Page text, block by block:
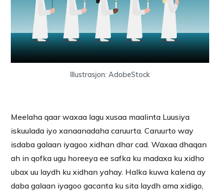
Illustrasjon: AdobeStock
Meelaha qaar waxaa lagu xusaa maalinta Luusiya
iskuulada iyo xanaanadaha caruurta. Caruurto way
isdaba galaan iyagoo xidhan dhar cad. Waxaa dhaqan
ah in qofka ugu horeeya ee safka ku madaxa ku xidho
ubax uu laydh ku xidhan yahay. Halka kuwa kalena ay
daba galaan iyagoo gacanta ku sita laydh ama xidigo,